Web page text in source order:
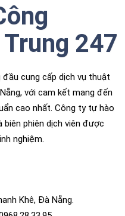
247
đầu cung cấp dịch vụ thuật
với cam kết mang đến
cao nhất. Công ty tự hào
biên phiên dịch viên được
nghiệm.
Khê, Đà Nẵng.